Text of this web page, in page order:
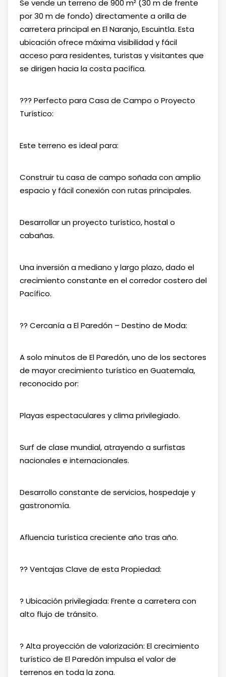
Se vende un terreno de 900 m² (30 m de frente
por 30 m de fondo) directamente a orilla de
carretera principal en El Naranjo, Escuintla. Esta
ubicación ofrece máxima visibilidad y fácil
acceso para residentes, turistas y visitantes que
se dirigen hacia la costa pacífica.
??? Perfecto para Casa de Campo o Proyecto
Turístico:
Este terreno es ideal para:
Construir tu casa de campo soñada con amplio
espacio y fácil conexión con rutas principales.
Desarrollar un proyecto turístico, hostal o
cabañas.
Una inversión a mediano y largo plazo, dado el
crecimiento constante en el corredor costero del
Pacífico.
?? Cercanía a El Paredón – Destino de Moda:
A solo minutos de El Paredón, uno de los sectores
de mayor crecimiento turístico en Guatemala,
reconocido por:
Playas espectaculares y clima privilegiado.
Surf de clase mundial, atrayendo a surfistas
nacionales e internacionales.
Desarrollo constante de servicios, hospedaje y
gastronomía.
Afluencia turística creciente año tras año.
?? Ventajas Clave de esta Propiedad:
? Ubicación privilegiada: Frente a carretera con
alto flujo de tránsito.
? Alta proyección de valorización: El crecimiento
turístico de El Paredón impulsa el valor de
terrenos en toda la zona.